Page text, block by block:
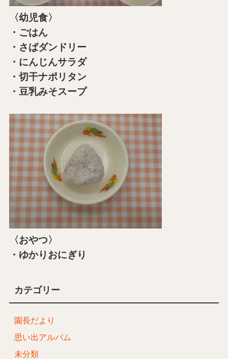
〈幼児食〉
・ごはん
・さばダンドリー
・にんじんサラダ
・切干ナポリタン
・豆乳みそスープ
〈おやつ〉
・ゆかりおにぎり
カテゴリー
園長だより
思い出アルバム
未分類